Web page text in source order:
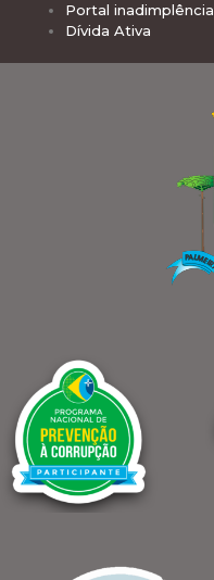
Portal inadimplência
Dívida Ativa